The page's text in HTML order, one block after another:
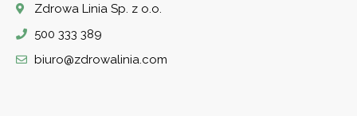
Zdrowa Linia Sp. z o.o.
500 333 389
biuro@zdrowalinia.com